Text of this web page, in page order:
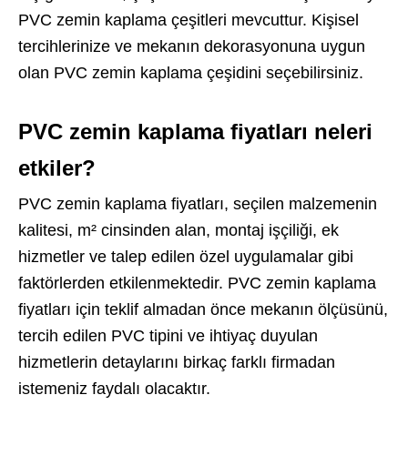
PVC zemin kaplama çeşitleri mevcuttur. Kişisel
tercihlerinize ve mekanın dekorasyonuna uygun
olan PVC zemin kaplama çeşidini seçebilirsiniz.
PVC zemin kaplama fiyatları neleri
etkiler?
PVC zemin kaplama fiyatları, seçilen malzemenin
kalitesi, m² cinsinden alan, montaj işçiliği, ek
hizmetler ve talep edilen özel uygulamalar gibi
faktörlerden etkilenmektedir. PVC zemin kaplama
fiyatları için teklif almadan önce mekanın ölçüsünü,
tercih edilen PVC tipini ve ihtiyaç duyulan
hizmetlerin detaylarını birkaç farklı firmadan
istemeniz faydalı olacaktır.